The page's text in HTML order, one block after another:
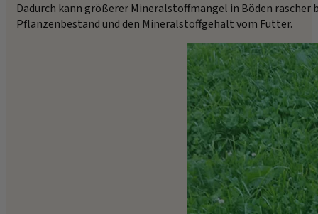
Dadurch kann größerer Mineralstoffmangel in Böden
Pflanzenbestand und den Mineralstoffgehalt vom Futter.